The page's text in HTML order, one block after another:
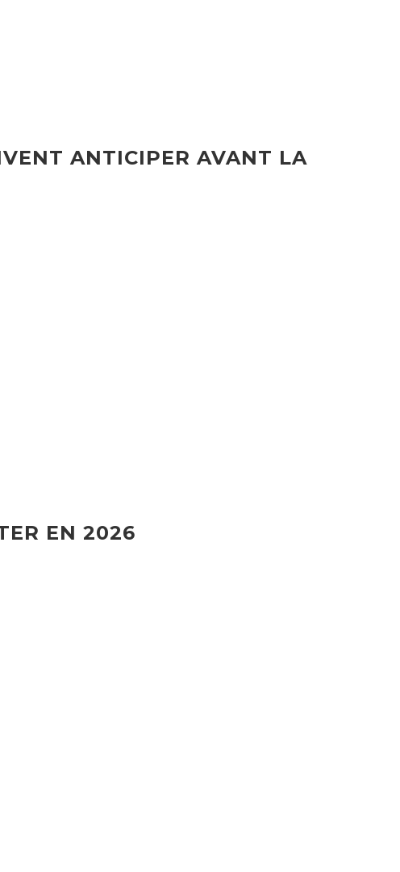
ANTICIPER AVANT LA
EN 2026